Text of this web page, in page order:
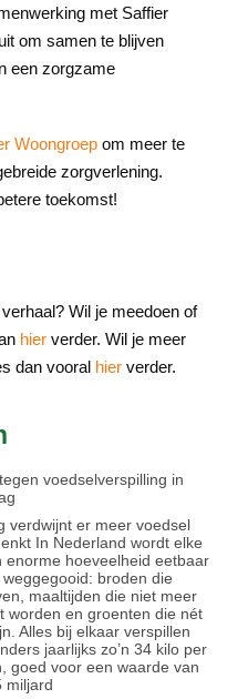
met Saffier
om samen te blijven
een zorgzame
Woongroep om meer te
zorgverlening.
toekomst!
Wil je meedoen of
hier verder. Wil je meer
dan vooral hier verder.
voedselverspilling in
verdwijnt er meer voedsel
In Nederland wordt elke
enorme hoeveelheid eetbaar
broden die
maaltijden die niet meer
worden en groenten die nét
Alles bij elkaar verspillen
jaarlijks zo’n 34 kilo per
goed voor een waarde van
miljard